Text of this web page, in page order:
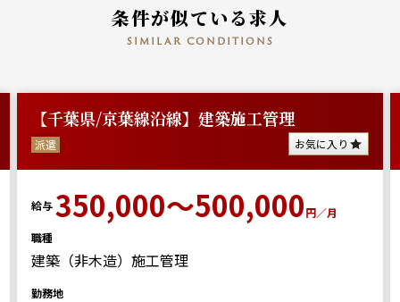
条件が似ている求人
similar conditions
【千葉県/京葉線沿線】建築施工管理
派遣 お気に入り
給与350,000～500,000円／月
職種
建築（非木造）施工管理
勤務地